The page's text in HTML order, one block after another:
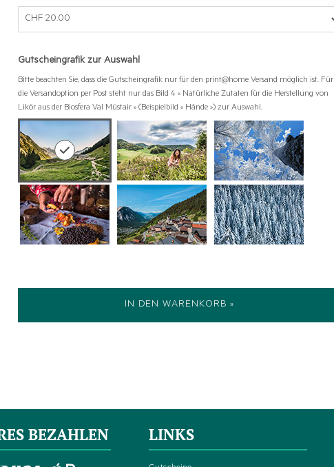
Gutscheingrafik zur Auswahl
Bitte beachten Sie, dass die Gutscheingrafik nur für den print@home Versand möglich ist. Für
die Versandoption per Post steht nur das Bild 4 « Natürliche Zutaten für die Herstellung von
Likör aus der Biosfera Val Müstair » (Beispielbild « Hände ») zur Auswahl.
IN DEN WARENKORB »
BEZAHLEN LINKS